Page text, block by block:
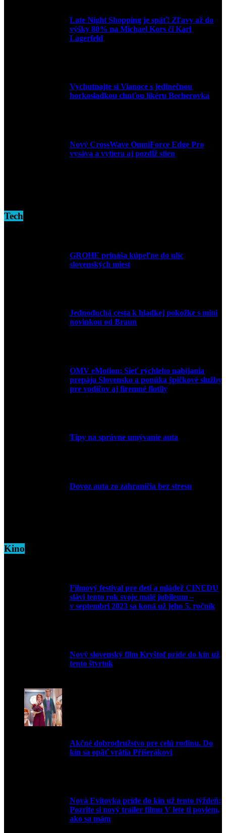
Late Night Shopping je späť! Zľavy až do
výšky 80% na Michael Kors či Karl
Lagerfeld
Vychutnajte si Vianoce s jedinečnou
horkosladkou chuťou likéru Becherovka
Nový CrossWave OmniForce Edge Pro
vysáva a vytiera aj pozdĺž stien
Tech
GROHE prináša kúpeľne do ulíc
slovenských miest
Jednoduchá cesta k hladkej pokožke s mini
novinkou od Braun
OMV eMotion: Sieť rýchleho nabíjania
prepája Slovensko a ponúka špičkové služby
pre vodičov aj firemné flotily
Tipy na správne umývanie auta
Dovoz auta zo zahraničia bez stresu
Kino
Filmový festival pre deti a mládež CINEDU
slávi tento rok svoje malé jubileum –
v septembri 2023 sa koná už jeho 5. ročník
Nový slovenský film Kryštof príde do kín už
tento štvrtok
Akčné dobrodružstvo pre celú rodinu. Do
kín sa opäť vrátia Příšerákovi
Nová Evitovka príde do kín už tento týždeň:
Pozrite si nový trailer filmu V lete ti poviem,
ako sa mám